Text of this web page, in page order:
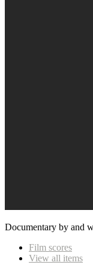
Documentary by and
Film scores
View all items